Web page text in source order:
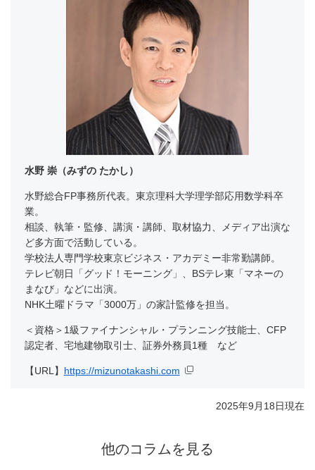
水野 崇（みずの たかし）
水野総合FP事務所代表。東京理科大学理学部応用数学科卒
業。
相談、執筆・監修、講演・講師、取材協力、メディア出演な
ど多方面で活動している。
学校法人専門学校東京ビジネス・アカデミー非常勤講師。
テレビ朝日「グッド！モーニング」、BSテレ東「マネーの
まなび」などに出演。
NHK土曜ドラマ「3000万」の家計監修を担当。
＜資格＞1級ファイナンシャル・プランニング技能士、CFP
認定者、宅地建物取引士、証券外務員1種 など
【URL】 https://mizunotakashi.com
2025年9月18日現在
他のコラムを見る